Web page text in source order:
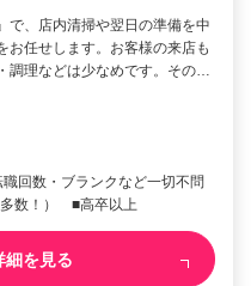
で、店内清掃や翌日の準備を中
お任せします。お客様の来店も
調理などは少なめです。その…
回数・ブランクなど一切不問
多数！） ■高卒以上
細を見る